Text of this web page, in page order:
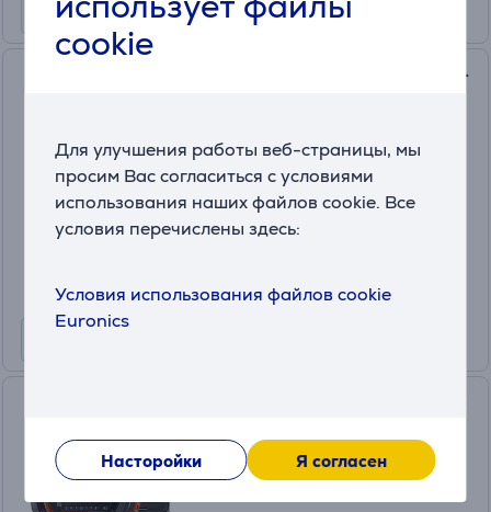
cookie
Для улучшения работы веб-страницы, мы
просим Вас согласиться с условиями
использования наших файлов cookie. Все
условия перечислены здесь:
Условия использования файлов cookie
Euronics
Насторойки Я согласен
Garmin Fenix 8, 47 мм, темно-
010-02904-00
в наличии
Цена:
699
010-02905-00